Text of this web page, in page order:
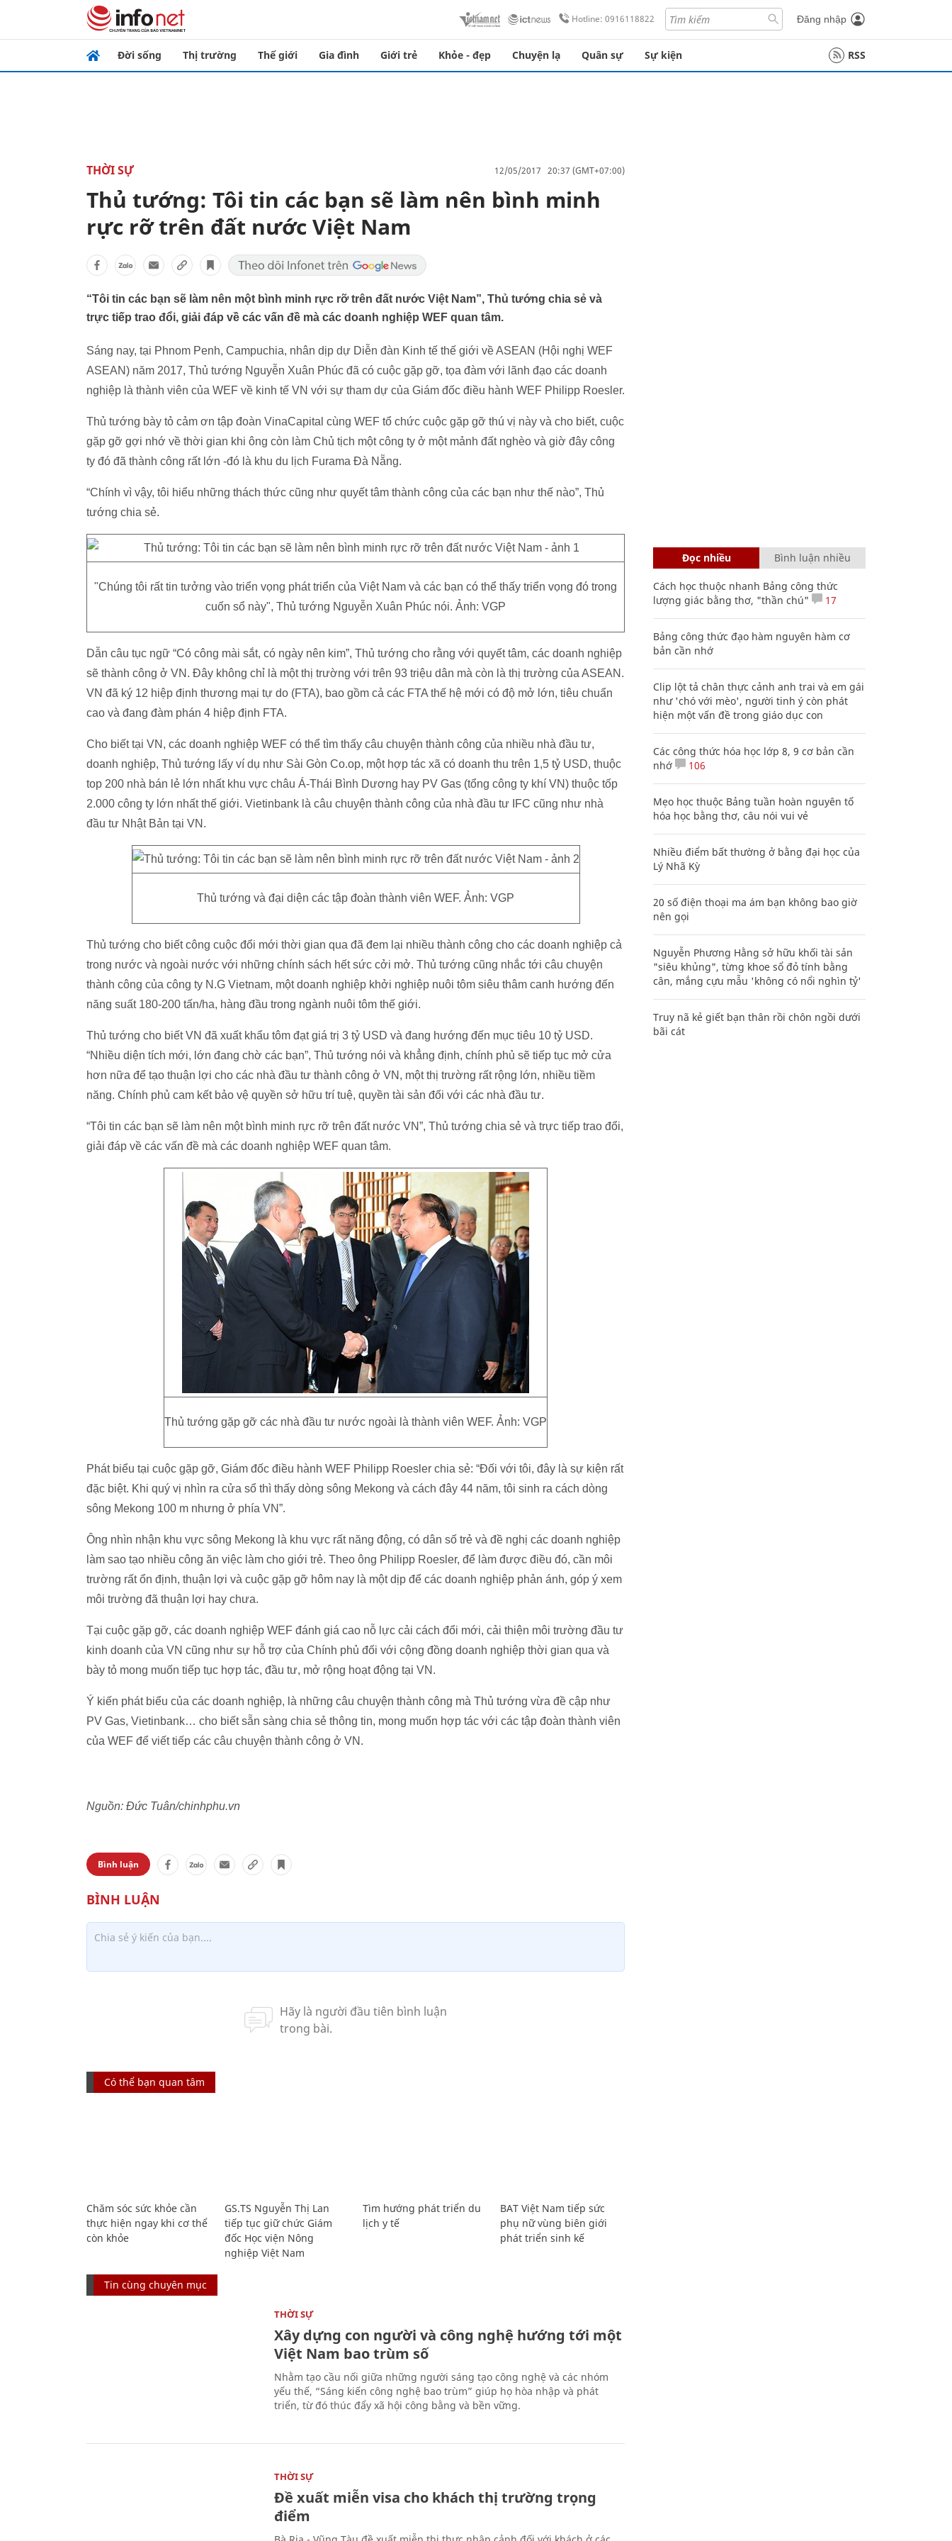
Hotline: 0916118822 Đăng nhập
Đời sống Thị trường Thế giới Gia đình Giới trẻ Khỏe - đẹp Chuyện lạ Quân sự Sự kiện RSS
THỜI SỰ 12/05/2017 20:37 (GMT+07:00)
Thủ tướng: Tôi tin các bạn sẽ làm nên bình minh
rực rỡ trên đất nước Việt Nam
“Tôi tin các bạn sẽ làm nên một bình minh rực rỡ trên đất nước Việt Nam”, Thủ tướng chia sẻ và
trực tiếp trao đổi, giải đáp về các vấn đề mà các doanh nghiệp WEF quan tâm.
Sáng nay, tại Phnom Penh, Campuchia, nhân dịp dự Diễn đàn Kinh tế thế giới về ASEAN (Hội nghị WEF
ASEAN) năm 2017, Thủ tướng Nguyễn Xuân Phúc đã có cuộc gặp gỡ, tọa đàm với lãnh đạo các doanh
nghiệp là thành viên của WEF về kinh tế VN với sự tham dự của Giám đốc điều hành WEF Philipp Roesler.
Thủ tướng bày tỏ cảm ơn tập đoàn VinaCapital cùng WEF tổ chức cuộc gặp gỡ thú vị này và cho biết, cuộc
gặp gỡ gợi nhớ về thời gian khi ông còn làm Chủ tịch một công ty ở một mảnh đất nghèo và giờ đây công
ty đó đã thành công rất lớn -đó là khu du lịch Furama Đà Nẵng.
“Chính vì vậy, tôi hiểu những thách thức cũng như quyết tâm thành công của các bạn như thế nào”, Thủ
tướng chia sẻ.
"Chúng tôi rất tin tưởng vào triển vọng phát triển của Việt Nam và các bạn có thể thấy triển vọng đó trong
cuốn sổ này", Thủ tướng Nguyễn Xuân Phúc nói. Ảnh: VGP
Dẫn câu tục ngữ “Có công mài sắt, có ngày nên kim”, Thủ tướng cho rằng với quyết tâm, các doanh nghiệp
sẽ thành công ở VN. Đây không chỉ là một thị trường với trên 93 triệu dân mà còn là thị trường của ASEAN.
VN đã ký 12 hiệp định thương mại tự do (FTA), bao gồm cả các FTA thế hệ mới có độ mở lớn, tiêu chuẩn
cao và đang đàm phán 4 hiệp định FTA.
Cho biết tại VN, các doanh nghiệp WEF có thể tìm thấy câu chuyện thành công của nhiều nhà đầu tư,
doanh nghiệp, Thủ tướng lấy ví dụ như Sài Gòn Co.op, một hợp tác xã có doanh thu trên 1,5 tỷ USD, thuộc
top 200 nhà bán lẻ lớn nhất khu vực châu Á-Thái Bình Dương hay PV Gas (tổng công ty khí VN) thuộc tốp
2.000 công ty lớn nhất thế giới. Vietinbank là câu chuyện thành công của nhà đầu tư IFC cũng như nhà
đầu tư Nhật Bản tại VN.
Thủ tướng và đại diện các tập đoàn thành viên WEF. Ảnh: VGP
Thủ tướng cho biết công cuộc đổi mới thời gian qua đã đem lại nhiều thành công cho các doanh nghiệp cả
trong nước và ngoài nước với những chính sách hết sức cởi mở. Thủ tướng cũng nhắc tới câu chuyện
thành công của công ty N.G Vietnam, một doanh nghiệp khởi nghiệp nuôi tôm siêu thâm canh hướng đến
năng suất 180-200 tấn/ha, hàng đầu trong ngành nuôi tôm thế giới.
Thủ tướng cho biết VN đã xuất khẩu tôm đạt giá trị 3 tỷ USD và đang hướng đến mục tiêu 10 tỷ USD.
“Nhiều diện tích mới, lớn đang chờ các bạn”, Thủ tướng nói và khẳng định, chính phủ sẽ tiếp tục mở cửa
hơn nữa để tạo thuận lợi cho các nhà đầu tư thành công ở VN, một thị trường rất rộng lớn, nhiều tiềm
năng. Chính phủ cam kết bảo vệ quyền sở hữu trí tuệ, quyền tài sản đối với các nhà đầu tư.
“Tôi tin các bạn sẽ làm nên một bình minh rực rỡ trên đất nước VN”, Thủ tướng chia sẻ và trực tiếp trao đổi,
giải đáp về các vấn đề mà các doanh nghiệp WEF quan tâm.
Thủ tướng gặp gỡ các nhà đầu tư nước ngoài là thành viên WEF. Ảnh: VGP
Phát biểu tại cuộc gặp gỡ, Giám đốc điều hành WEF Philipp Roesler chia sẻ: “Đối với tôi, đây là sự kiện rất
đặc biệt. Khi quý vị nhìn ra cửa sổ thì thấy dòng sông Mekong và cách đây 44 năm, tôi sinh ra cách dòng
sông Mekong 100 m nhưng ở phía VN”.
Ông nhìn nhận khu vực sông Mekong là khu vực rất năng động, có dân số trẻ và đề nghị các doanh nghiệp
làm sao tạo nhiều công ăn việc làm cho giới trẻ. Theo ông Philipp Roesler, để làm được điều đó, cần môi
trường rất ổn định, thuận lợi và cuộc gặp gỡ hôm nay là một dịp để các doanh nghiệp phản ánh, góp ý xem
môi trường đã thuận lợi hay chưa.
Tại cuộc gặp gỡ, các doanh nghiệp WEF đánh giá cao nỗ lực cải cách đổi mới, cải thiện môi trường đầu tư
kinh doanh của VN cũng như sự hỗ trợ của Chính phủ đối với cộng đồng doanh nghiệp thời gian qua và
bày tỏ mong muốn tiếp tục hợp tác, đầu tư, mở rộng hoạt động tại VN.
Ý kiến phát biểu của các doanh nghiệp, là những câu chuyện thành công mà Thủ tướng vừa đề cập như
PV Gas, Vietinbank… cho biết sẵn sàng chia sẻ thông tin, mong muốn hợp tác với các tập đoàn thành viên
của WEF để viết tiếp các câu chuyện thành công ở VN.
Nguồn: Đức Tuân/chinhphu.vn
Bình luận
Có thể bạn quan tâm
Chăm sóc sức khỏe cần
thực hiện ngay khi cơ thể
còn khỏe
GS.TS Nguyễn Thị Lan
tiếp tục giữ chức Giám
đốc Học viện Nông
nghiệp Việt Nam
Tìm hướng phát triển du
lịch y tế
BAT Việt Nam tiếp sức
phụ nữ vùng biên giới
phát triển sinh kế
Tin cùng chuyên mục
THỜI SỰ
Xây dựng con người và công nghệ hướng tới một
Việt Nam bao trùm số
Nhằm tạo cầu nối giữa những người sáng tạo công nghệ và các nhóm
yếu thế, “Sáng kiến công nghệ bao trùm” giúp họ hòa nhập và phát
triển, từ đó thúc đẩy xã hội công bằng và bền vững.
THỜI SỰ
Đề xuất miễn visa cho khách thị trường trọng
điểm
Đọc nhiều Bình luận nhiều
Cách học thuộc nhanh Bảng công thức
lượng giác bằng thơ, "thần chú"
17
Bảng công thức đạo hàm nguyên hàm cơ
bản cần nhớ
Clip lột tả chân thực cảnh anh trai và em gái
như 'chó với mèo', người tinh ý còn phát
hiện một vấn đề trong giáo dục con
Các công thức hóa học lớp 8, 9 cơ bản cần
nhớ
106
Mẹo học thuộc Bảng tuần hoàn nguyên tố
hóa học bằng thơ, câu nói vui vẻ
Nhiều điểm bất thường ở bằng đại học của
Lý Nhã Kỳ
20 số điện thoại ma ám bạn không bao giờ
nên gọi
Nguyễn Phương Hằng sở hữu khối tài sản
"siêu khủng", từng khoe sổ đỏ tính bằng
cân, mắng cựu mẫu 'không có nổi nghìn tỷ'
Truy nã kẻ giết bạn thân rồi chôn ngồi dưới
bãi cát